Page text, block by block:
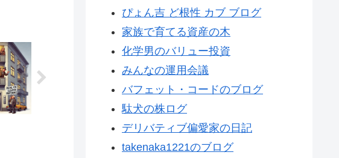
ぴょん吉 ど根性 カブ ブログ
家族で育てる資産の木
化学男のバリュー投資
みんなの運用会議
バフェット・コードのブログ
駄犬の株ログ
デリバティブ偏愛家の日記
takenaka1221のブログ